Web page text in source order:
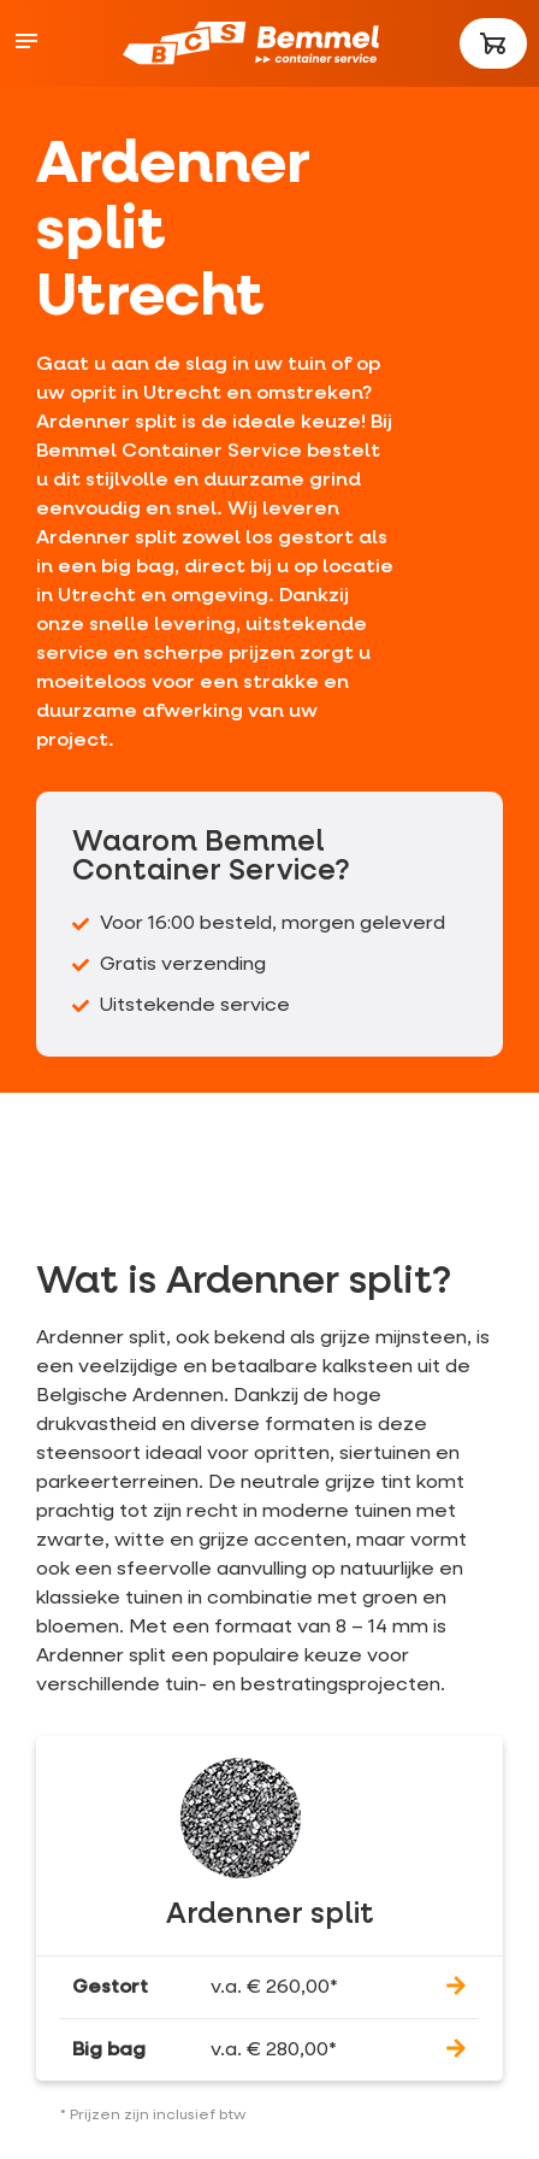
Ardenner
split
Utrecht
Gaat u aan de slag in uw tuin of op
uw oprit in Utrecht en omstreken?
Ardenner split is de ideale keuze! Bij
Bemmel Container Service bestelt
u dit stijlvolle en duurzame grind
eenvoudig en snel. Wij leveren
Ardenner split zowel los gestort als
in een big bag, direct bij u op locatie
in Utrecht en omgeving. Dankzij
onze snelle levering, uitstekende
service en scherpe prijzen zorgt u
moeiteloos voor een strakke en
duurzame afwerking van uw
project.
Waarom Bemmel
Container Service?
Voor 16:00 besteld, morgen geleverd
Gratis verzending
Uitstekende service
Wat is Ardenner split?
Ardenner split, ook bekend als grijze mijnsteen, is
een veelzijdige en betaalbare kalksteen uit de
Belgische Ardennen. Dankzij de hoge
drukvastheid en diverse formaten is deze
steensoort ideaal voor opritten, siertuinen en
parkeerterreinen. De neutrale grijze tint komt
prachtig tot zijn recht in moderne tuinen met
zwarte, witte en grijze accenten, maar vormt
ook een sfeervolle aanvulling op natuurlijke en
klassieke tuinen in combinatie met groen en
bloemen. Met een formaat van 8 – 14 mm is
Ardenner split een populaire keuze voor
verschillende tuin- en bestratingsprojecten.
Ardenner split
Gestort v.a. € 260,00*
Big bag v.a. € 280,00*
* Prijzen zijn inclusief btw